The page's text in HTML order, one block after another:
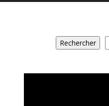
Rechercher